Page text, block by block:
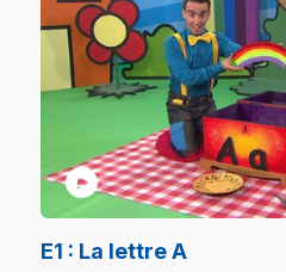
play_circle
E1 : La lettre A